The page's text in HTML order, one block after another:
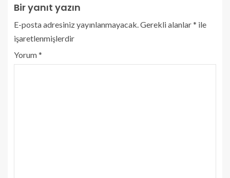
Bir yanıt yazın
E-posta adresiniz yayınlanmayacak.Gerekli alanlar* ile
işaretlenmişlerdir
Yorum*